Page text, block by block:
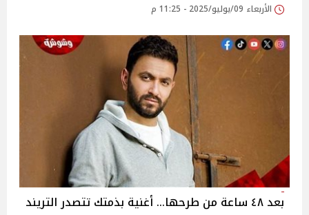
الأربعاء 09/يوليو/2025 - 11:25 م
بعد ٤٨ ساعة من طرحها… أغنية بذمتك تتصدر التريند‎